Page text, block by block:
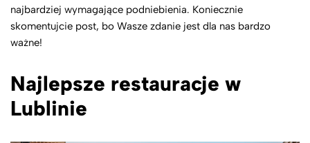
najbardziej wymagające podniebienia. Koniecznie
skomentujcie post, bo Wasze zdanie jest dla nas bardzo
ważne!
Najlepsze restauracje w
Lublinie